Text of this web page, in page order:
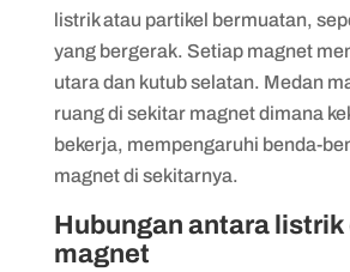
listrik atau partikel bermuatan,
yang bergerak. Setiap magnet
utara dan kutub selatan. Medan
ruang di sekitar magnet dimana
bekerja, mempengaruhi benda-
magnet di sekitarnya.
Hubungan antara listrik
magnet